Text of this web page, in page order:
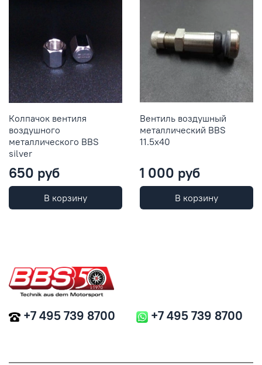
Колпачок вентиля
воздушного
металлического BBS
silver
650 руб
В корзину
Вентиль воздушный
металлический BBS
11.5x40
1 000 руб
В корзину
+7 495 739 8700 +7 495 739 8700